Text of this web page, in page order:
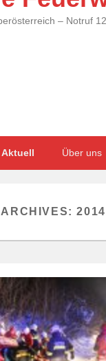
– Notruf
Aktuell Über uns
ARCHIVES:2014